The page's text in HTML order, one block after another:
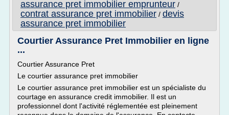
assurance pret immobilier emprunteur /
contrat assurance pret immobilier / devis
assurance pret immobilier
Courtier Assurance Pret Immobilier en ligne
...
Courtier Assurance Pret
Le courtier assurance pret immobilier
Le courtier assurance pret immobilier est un spécialiste du
courtage en assurance credit immobilier. Il est un
professionnel dont l'activité réglementée est pleinement